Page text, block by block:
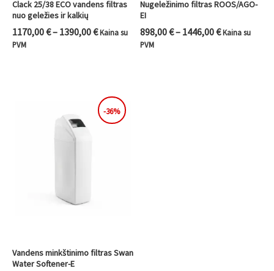
Clack 25/38 ECO vandens filtras
nuo geležies ir kalkių
1170,00€– 1390,00€Kaina su
PVM
Nugeležinimo filtras ROOS/AGO-
EI
898,00€– 1446,00€Kaina su
PVM
-36%
Vandens minkštinimo filtras Swan
Water Softener-E